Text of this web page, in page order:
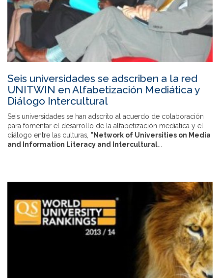
Seis universidades se adscriben a la red
UNITWIN en Alfabetización Mediática y
Diálogo Intercultural
Seis universidades se han adscrito al acuerdo de colaboración
para fomentar el desarrollo de la alfabetización mediática y el
diálogo entre las culturas, "Network of Universities on Media
and Information Literacy and Intercultural